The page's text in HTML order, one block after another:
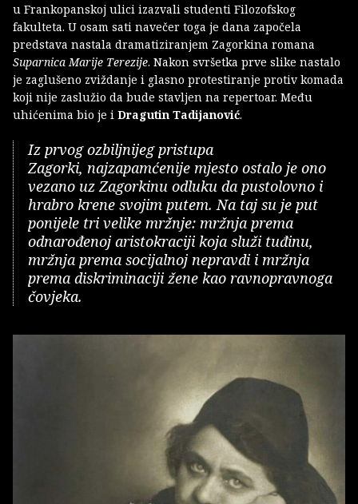
u Frankopanskoj ulici izazvali studenti Filozofskog
fakulteta. U osam sati navečer toga je dana započela
predstava nastala dramatiziranjem Zagorkina romana
Suparnica Marije Terezije. Nakon svršetka prve slike nastalo
je zaglušeno zviždanje i glasno protestiranje protiv komada
koji nije zaslužio da bude stavljen na repertoar. Među
uhićenima bio je i Dragutin Tadijanović.
Iz prvog ozbiljnijeg pristupa
Zagorki, najzapamćenije mjesto ostalo je ono
vezano uz Zagorkinu odluku da pustolovno i
hrabro krene svojim putem. Na taj su je put
ponijele tri velike mržnje: mržnja prema
odnarođenoj aristokraciji koja služi tuđinu,
mržnja prema socijalnoj nepravdi i mržnja
prema diskriminaciji žene kao ravnopravnoga
čovjeka.